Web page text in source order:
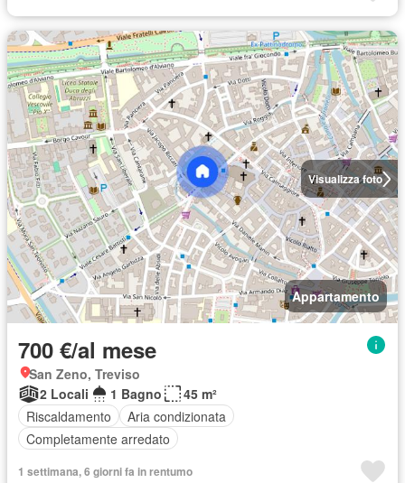
Visualizza foto
Appartamento
700 €/al mese
San Zeno, Treviso
2 Locali
1 Bagno
45 m²
Riscaldamento
Aria condizionata
Completamente arredato
1 settimana, 6 giorni fa in rentumo